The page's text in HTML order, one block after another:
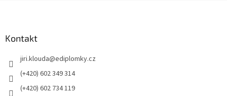
Kontakt
jiri.klouda@ediplomky.cz
(+420) 602 349 314
(+420) 602 734 119